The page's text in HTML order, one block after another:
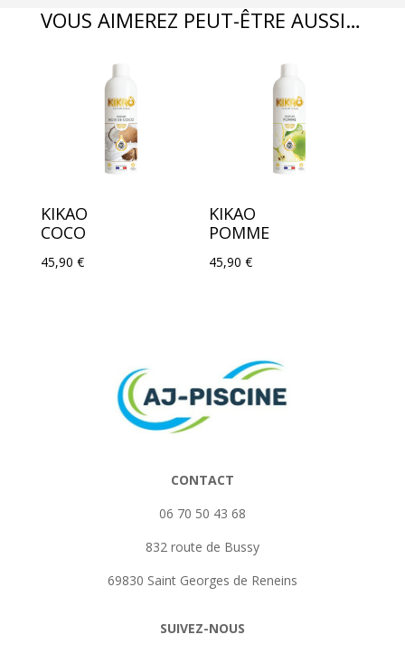
VOUS AIMEREZ PEUT-ÊTRE AUSSI…
KIKAO
COCO
45,90 €
KIKAO
POMME
45,90€
CONTACT
06 70 50 43 68
832 route de Bussy
69830 Saint Georges de Reneins
SUIVEZ-NOUS